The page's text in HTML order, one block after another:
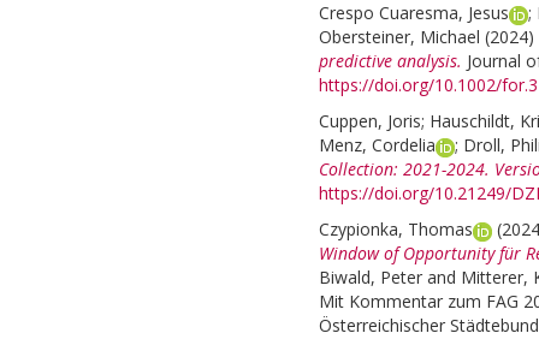
Crespo Cuaresma, Jesus
;
Obersteiner, Michael (2024)
predictive analysis. Journal
https://doi.org/10.1002/
Cuppen, Joris; Hauschildt,
Menz, Cordelia
; Droll,
Collection: 2021-2024.
https://doi.org/10.21249/
Czypionka, Thomas
Window of Opportunity für
Biwald, Peter and Mitterer,
Mit Kommentar zum FAG
Österreichischer